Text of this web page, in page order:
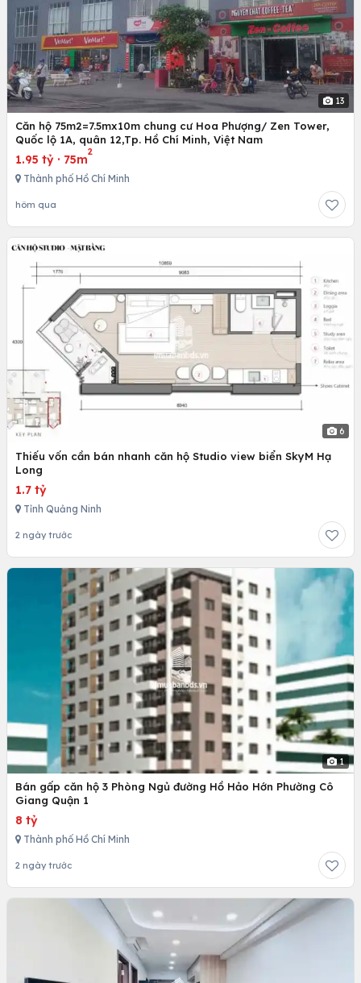
13
Căn hộ 75m2=7.5mx10m chung cư Hoa Phượng/ Zen Tower,
Quốc lộ 1A, quân 12,Tp. Hồ Chí Minh, Việt Nam
1.95 tỷ · 75m
2
Thành phố Hồ Chí Minh
hôm qua
6
Thiếu vốn cần bán nhanh căn hộ Studio view biển SkyM Hạ
Long
1.7 tỷ
Tỉnh Quảng Ninh
2 ngày trước
1
Bán gấp căn hộ 3 Phòng Ngủ đường Hồ Hảo Hớn Phường Cô
Giang Quận 1
8 tỷ
Thành phố Hồ Chí Minh
2 ngày trước